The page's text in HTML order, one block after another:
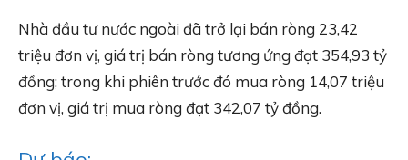
Nhà đầu tư nước ngoài đã trở lại bán ròng 23,42
triệu đơn vị, giá trị bán ròng tương ứng đạt 354,93 tỷ
đồng; trong khi phiên trước đó mua ròng 14,07 triệu
đơn vị, giá trị mua ròng đạt 342,07 tỷ đồng.